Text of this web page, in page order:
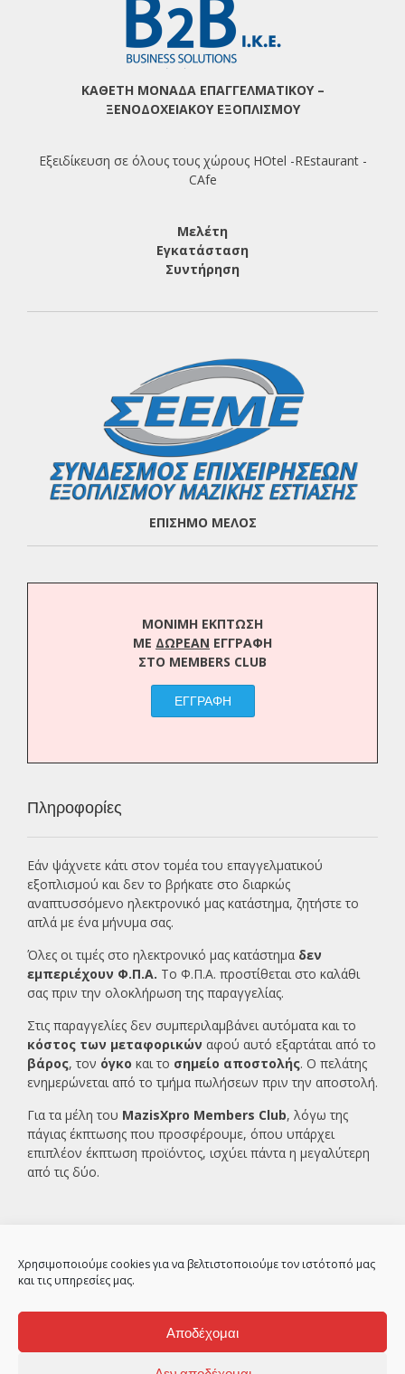
Χρησιμοποιούμε cookies για να βελτιστοποιούμε τον ιστότοπό μας
και τις υπηρεσίες μας.
Αποδέχομαι
ΚΑΘΕΤΗ ΜΟΝΑΔΑ ΕΠΑΓΓΕΛΜΑΤΙΚΟΥ –
ΞΕΝΟΔΟΧΕΙΑΚΟΥ ΕΞΟΠΛΙΣΜΟΥ
Εξειδίκευση σε όλους τους χώρους HOtel -REstaurant -
CAfe
Μελέτη
Εγκατάσταση
Συντήρηση
ΕΠΙΣΗΜΟ ΜΕΛΟΣ
ΜΟΝΙΜΗ ΕΚΠΤΩΣΗ
ΜΕ ΔΩΡΕΑΝ ΕΓΓΡΑΦΗ
ΣΤΟ MEMBERS CLUB
ΕΓΓΡΑΦΗ
Πληροφορίες
Εάν ψάχνετε κάτι στον τομέα του επαγγελματικού
εξοπλισμού και δεν το βρήκατε στο διαρκώς
αναπτυσσόμενο ηλεκτρονικό μας κατάστημα, ζητήστε το
απλά με ένα μήνυμα σας.
Όλες οι τιμές στο ηλεκτρονικό μας κατάστημα δεν
εμπεριέχουν Φ.Π.Α. Το Φ.Π.Α. προστίθεται στο καλάθι
σας πριν την ολοκλήρωση της παραγγελίας.
Στις παραγγελίες δεν συμπεριλαμβάνει αυτόματα και το
κόστος των μεταφορικών αφού αυτό εξαρτάται από το
βάρος, τον όγκο και το σημείο αποστολής. Ο πελάτης
ενημερώνεται από το τμήμα πωλήσεων πριν την αποστολή.
Για τα μέλη του MazisXpro Members Club, λόγω της
πάγιας έκπτωσης που προσφέρουμε, όπου υπάρχει
επιπλέον έκπτωση προϊόντος, ισχύει πάντα η μεγαλύτερη
από τις δύο.
21300